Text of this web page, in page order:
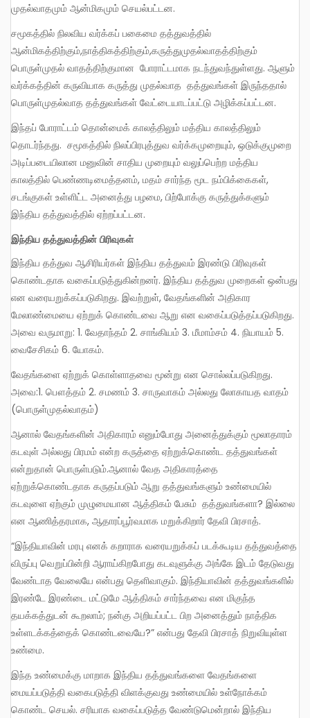
முதல்வாதமும் ஆன்மிகமும் செயல்பட்டன.
சமூகத்தில் நிலவிய வர்க்கப் பகைமை தத்துவத்தில்
ஆன்மிகத்திற்கும்,நாத்திகத்திற்கும்,கருத்துமுதல்வாதத்திற்கும்
பொருள்முதல் வாதத்திற்குமான போராட்டமாக நடந்துவந்துள்ளது. ஆளும்
வர்க்கத்தின் கருவியாக கருத்து முதல்வாத தத்துவங்கள் இருந்ததால்
பொருள்முதல்வாத தத்துவங்கள் வேட்டையாடப்பட்டு அழிக்கப்பட்டன.
இந்தப் போராட்டம் தொன்மைக் காலத்திலும் மத்திய காலத்திலும்
தொடர்ந்தது. சமூகத்தில் நிலப்பிரபுத்துவ வர்க்கமுறையும், ஒடுக்குமுறை
அடிப்படையிலான மனுவின் சாதிய முறையும் வலுப்பெற்ற மத்திய
காலத்தில் பெண்ணடிமைத்தனம், மதம் சார்ந்த மூட நம்பிக்கைகள்,
சடங்குகள் உள்ளிட்ட அனைத்து பழமை, பிற்போக்கு கருத்துக்களும்
இந்திய தத்துவத்தில் ஏற்றப்பட்டன.
இந்திய தத்துவத்தின் பிரிவுகள்
இந்திய தத்துவ ஆசிரியர்கள் இந்திய தத்துவம் இரண்டு பிரிவுகள்
கொண்டதாக வகைப்படுத்துகின்றனர். இந்திய தத்துவ முறைகள் ஒன்பது
என வரையறுக்கப்படுகிறது. இவற்றுள், வேதங்களின் அதிகார
மேலாண்மையை ஏற்றுக் கொண்டவை ஆறு என வகைப்படுத்தப்படுகிறது.
அவை வருமாறு: 1. வேதாந்தம் 2. சாங்கியம் 3. மீமாம்சம் 4. நியாயம் 5.
வைசேசிகம் 6. யோகம்.
வேதங்களை ஏற்றுக் கொள்ளாதவை மூன்று என சொல்லப்படுகிறது.
அவை:1. பௌத்தம் 2. சமணம் 3. சாருவாகம் அல்லது லோகாயத வாதம்
(பொருள்முதல்வாதம்)
ஆனால் வேதங்களின் அதிகாரம் எனும்போது அனைத்துக்கும் மூலாதாரம்
கடவுள் அல்லது பிரமம் என்ற கருத்தை ஏற்றுக்கொண்ட தத்துவங்கள்
என்றுதான் பொருள்படும்.ஆனால் வேத அதிகாரத்தை
ஏற்றுக்கொண்டதாக கருதப்படும் ஆறு தத்துவங்களும் உண்மையில்
கடவுளை ஏற்கும் முழுமையான ஆத்திகம் பேசும் தத்துவங்களா? இல்லை
என ஆணித்தரமாக, ஆதாரப்பூர்வமாக மறுக்கிறார் தேவி பிரசாத்.
“இந்தியாவின் மரபு எனக் கறாராக வரையறுக்கப் படக்கூடிய தத்துவத்தை
விருப்பு வெறுப்பின்றி ஆராய்கிறபோது கடவுளுக்கு அங்கே இடம் தேடுவது
வேண்டாத வேலையே என்பது தெளிவாகும். இந்தியாவின் தத்துவங்களில்
இரண்டே இரண்டை மட்டுமே ஆத்திகம் சார்ந்தவை என மிகுந்த
தயக்கத்துடன் கூறலாம்; நன்கு அறியப்பட்ட பிற அனைத்தும் நாத்திக
உள்ளடக்கத்தைக் கொண்டவையே?” என்பது தேவி பிரசாத் நிறுவியுள்ள
உண்மை.
இந்த உண்மைக்கு மாறாக இந்திய தத்துவங்களை வேதங்களை
மையப்படுத்தி வகைபடுத்தி விளக்குவது உண்மையில் உள்நோக்கம்
கொண்ட செயல். சரியாக வகைப்படுத்த வேண்டுமென்றால் இந்திய